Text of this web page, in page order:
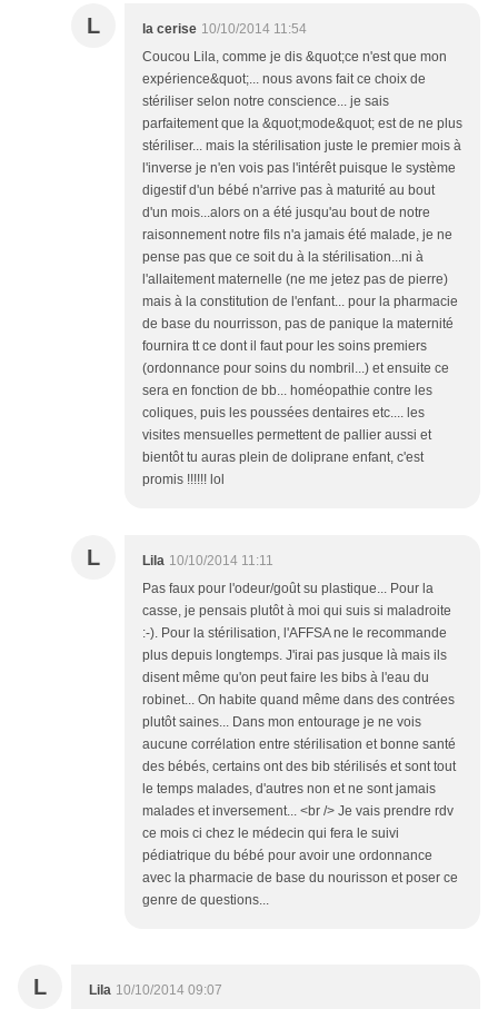
L la cerise 10/10/2014 11:54
Coucou Lila, comme je dis &quot;ce n'est que mon
expérience&quot;... nous avons fait ce choix de
stériliser selon notre conscience... je sais
parfaitement que la &quot;mode&quot; est de ne plus
stériliser... mais la stérilisation juste le premier mois à
l'inverse je n'en vois pas l'intérêt puisque le système
digestif d'un bébé n'arrive pas à maturité au bout
d'un mois...alors on a été jusqu'au bout de notre
raisonnement notre fils n'a jamais été malade, je ne
pense pas que ce soit du à la stérilisation...ni à
l'allaitement maternelle (ne me jetez pas de pierre)
mais à la constitution de l'enfant... pour la pharmacie
de base du nourrisson, pas de panique la maternité
fournira tt ce dont il faut pour les soins premiers
(ordonnance pour soins du nombril...) et ensuite ce
sera en fonction de bb... homéopathie contre les
coliques, puis les poussées dentaires etc.... les
visites mensuelles permettent de pallier aussi et
bientôt tu auras plein de doliprane enfant, c'est
promis !!!!!! lol
L Lila 10/10/2014 11:11
Pas faux pour l'odeur/goût su plastique... Pour la
casse, je pensais plutôt à moi qui suis si maladroite
:-). Pour la stérilisation, l'AFFSA ne le recommande
plus depuis longtemps. J'irai pas jusque là mais ils
disent même qu'on peut faire les bibs à l'eau du
robinet... On habite quand même dans des contrées
plutôt saines... Dans mon entourage je ne vois
aucune corrélation entre stérilisation et bonne santé
des bébés, certains ont des bib stérilisés et sont tout
le temps malades, d'autres non et ne sont jamais
malades et inversement... <br /> Je vais prendre rdv
ce mois ci chez le médecin qui fera le suivi
pédiatrique du bébé pour avoir une ordonnance
avec la pharmacie de base du nourisson et poser ce
genre de questions...
L Lila 10/10/2014 09:07